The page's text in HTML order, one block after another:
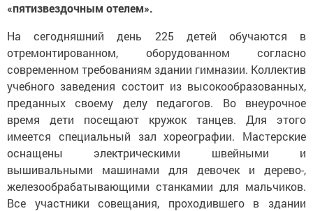
«пятизвездочным отелем».
На сегодняшний день 225 детей обучаются в
отремонтированном, оборудованном согласно
современном требованиям здании гимназии. Коллектив
учебного заведения состоит из высокообразованных,
преданных своему делу педагогов. Во внеурочное
время дети посещают кружок танцев. Для этого
имеется специальный зал хореографии. Мастерские
оснащены электрическими швейными и
вышивальными машинами для девочек и дерево-,
железообрабатывающими станкамии для мальчиков.
Все участники совещания, проходившего в здании